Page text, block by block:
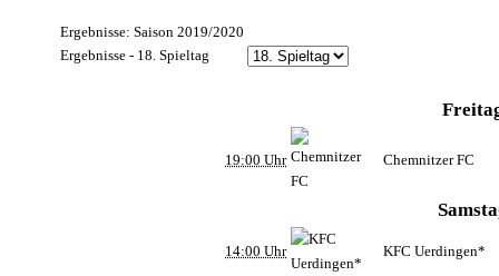
Ergebnisse: Saison 2019/2020
Ergebnisse - 18. Spieltag
19:00 Uhr Chemnitzer FC
14:00 Uhr KFC Uerdingen*